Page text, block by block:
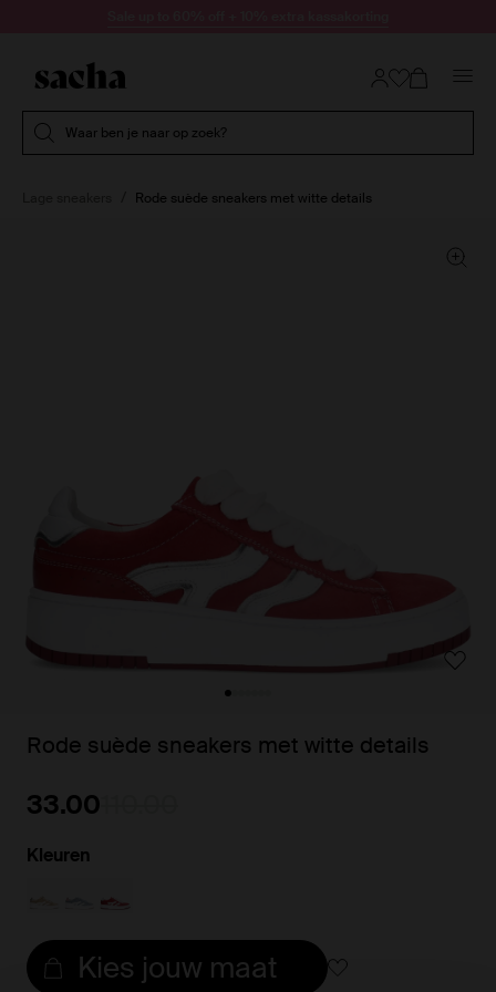
Waar ben je naar op zoek?
Rode suède sneakers met witte details
Rode suède sneakers met witte details
33.00
Kleuren
Kies jouw maat